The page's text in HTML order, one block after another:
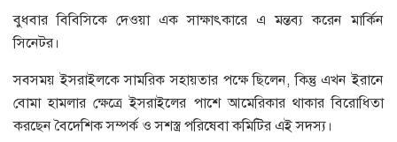
বুধবার বিবিসিকে দেওয়া এক সাক্ষাৎকারে এ মন্তব্য করেন মার্কিন
সিনেটর।
সবসময় ইসরাইলকে সামরিক সহায়তার পক্ষে ছিলেন, কিন্তু এখন ইরানে
বোমা হামলার ক্ষেত্রে ইসরাইলের পাশে আমেরিকার থাকার বিরোধিতা
করছেন বৈদেশিক সম্পর্ক ও সশস্ত্র পরিষেবা কমিটির এই সদস্য।